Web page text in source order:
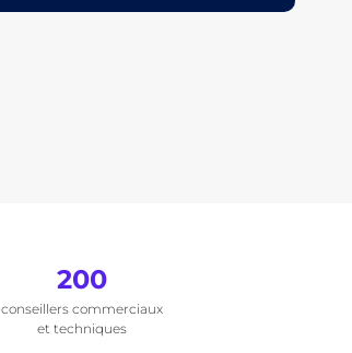
200
conseillers commerciaux
et techniques